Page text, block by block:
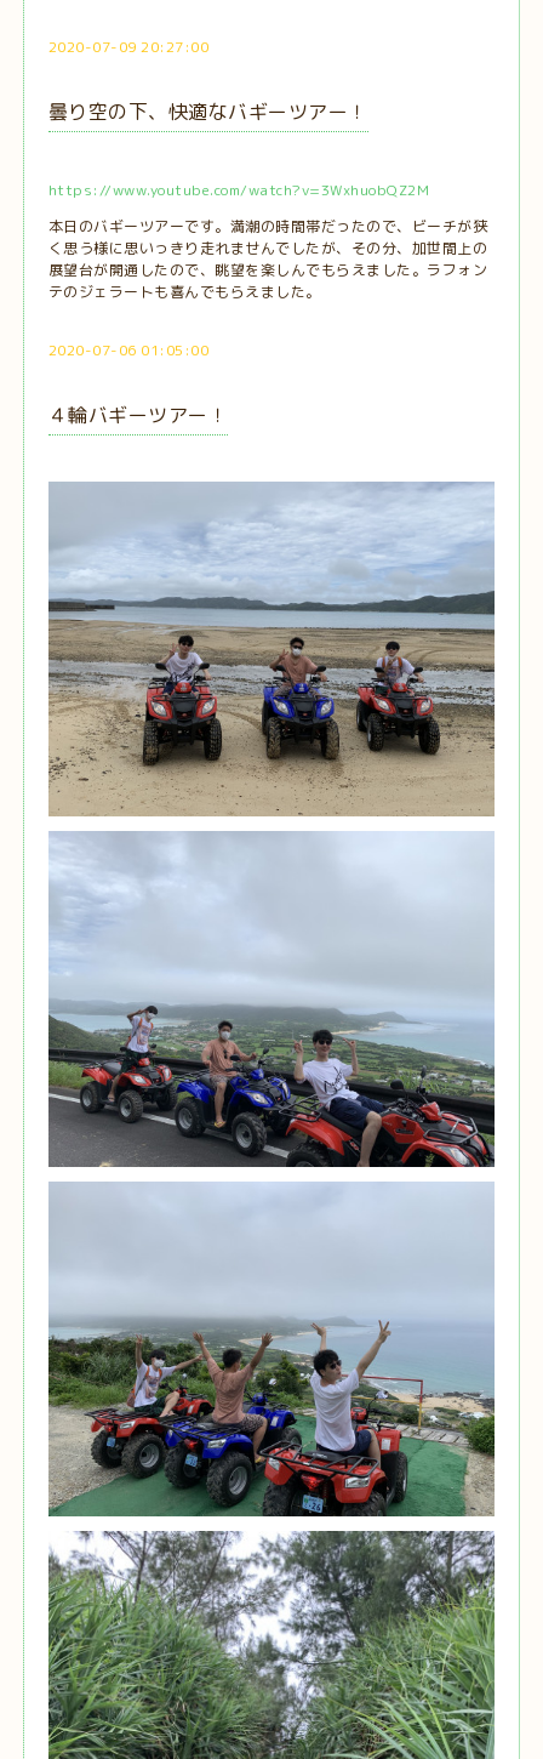
2020-07-09 20:27:00
曇り空の下、快適なバギーツアー！
https://www.youtube.com/watch?v=3WxhuobQZ2M
本日のバギーツアーです。満潮の時間帯だったので、ビーチが狭
く思う様に思いっきり走れませんでしたが、その分、加世間上の
展望台が開通したので、眺望を楽しんでもらえました。ラフォン
テのジェラートも喜んでもらえました。
2020-07-06 01:05:00
４輪バギーツアー！